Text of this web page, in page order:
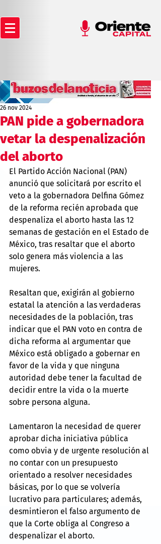
PAN pide a gobernadora
vetar la despenalización
del aborto
26 nov 2024
El Partido Acción Nacional (PAN)
anunció que solicitará por escrito el
veto a la gobernadora Delfina Gómez
de la reforma recién aprobada que
despenaliza el aborto hasta las 12
semanas de gestación en el Estado de
México, tras resaltar que el aborto
solo genera más violencia a las
mujeres.
Resaltan que, exigirán al gobierno
estatal la atención a las verdaderas
necesidades de la población, tras
indicar que el PAN voto en contra de
dicha reforma al argumentar que
México está obligado a gobernar en
favor de la vida y que ninguna
autoridad debe tener la facultad de
decidir entre la vida o la muerte
sobre persona alguna.
Lamentaron la necesidad de querer
aprobar dicha iniciativa pública
como obvia y de urgente resolución al
no contar con un presupuesto
orientado a resolver necesidades
básicas, por lo que se volvería
lucrativo para particulares; además,
desmintieron el falso argumento de
que la Corte obliga al Congreso a
despenalizar el aborto.